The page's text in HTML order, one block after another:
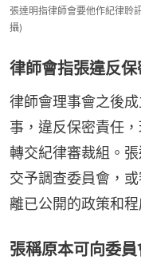
張達明指律師會要他作紀律聆
攝)
律師會指張違反
律師會理事會之後
事，違反保密責任
轉交紀律審裁組。
交予調查委員會，
離已公開的政策和程
張稱原本可向委